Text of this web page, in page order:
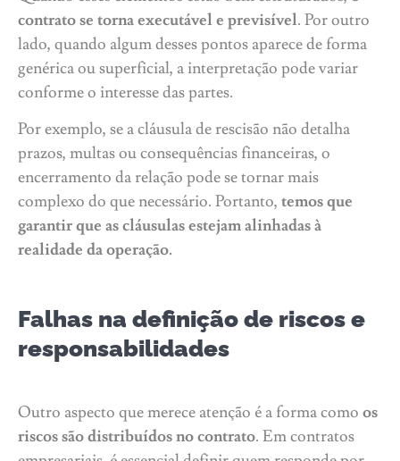
contrato se torna executável e previsível. Por outro
lado, quando algum desses pontos aparece de forma
genérica ou superficial, a interpretação pode variar
conforme o interesse das partes.
Por exemplo, se a cláusula de rescisão não detalha
prazos, multas ou consequências financeiras, o
encerramento da relação pode se tornar mais
complexo do que necessário. Portanto, temos que
garantir que as cláusulas estejam alinhadas à
realidade da operação.
Falhas na definição de riscos e
responsabilidades
Outro aspecto que merece atenção é a forma como os
riscos são distribuídos no contrato. Em contratos